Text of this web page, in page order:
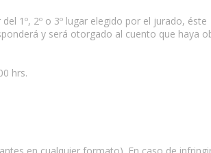
1º, 2º o 3º lugar elegido por el jurado, éste
y será otorgado al cuento que haya
hrs.
en cualquier formato). En caso de